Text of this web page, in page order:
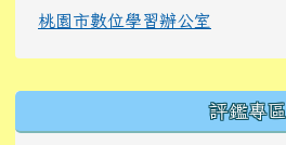
桃園市數位學習辦公室
評鑑專區